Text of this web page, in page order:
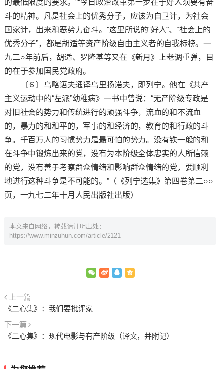
的最低限度的要求。”“今日政治改革第一步在于好人须要有奋
斗的精神。凡是社会上的优秀分子，应该为自卫计，为社会
国家计，出来和恶势力奋斗。”这里所说的“好人”、“社会上的
优秀分子”，都是胡适等资产阶级自由主义者的自我标榜。一
九三○年前后，胡适、罗隆基等又在《新月》上老调重弹，目
的在于参加国民党政府。
〔６〕乌略语夫通译乌里扬诺夫，即列宁。他在《共产
主义运动中的“左派”幼稚病》一书中曾说：“无产阶级专政是
对旧社会的势力和传统进行的顽强斗争，流血的和不流血
的，暴力的和和平的，军事的和经济的，教育的和行政的斗
争。千百万人的习惯势力是最可怕的势力。没有铁一般的和
在斗争中锻炼出来的党，没有为本阶级全体忠实的人所信赖
的党，没有善于考察群众情绪和影响群众情绪的党，要顺利
地进行这种斗争是不可能的。”（《列宁选集》第四卷第二○○
页，一九七二年十月人民出版社出版）
本文来自网络，转载请注明出处：
https://www.minzuhun.com/article/2121
上一篇
《二心集》：我们要批评家
下一篇
《二心集》：现代电影与有产阶级（译文，并附记）